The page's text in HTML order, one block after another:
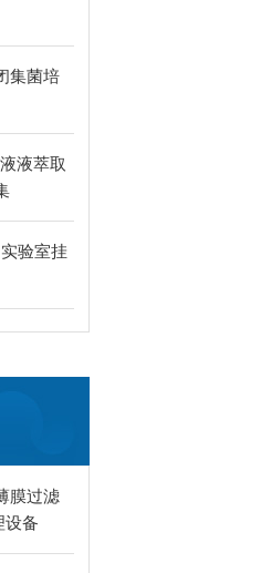
集菌培
液萃取
验室挂
膜过滤
设备